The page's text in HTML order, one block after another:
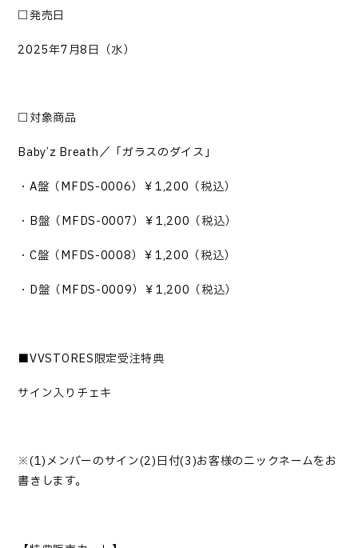
□発売日
2025年7月8日（水）
□対象商品
Baby’z Breath／「ガラスのダイス」
・A盤（MFDS-0006）￥1,200（税込）
・ B盤（MFDS-0007）￥1,200（税込）
・C盤（MFDS-0008）￥1,200（税込）
・ D盤（MFDS-0009）￥1,200（税込）
■VVSTORES限定受注特典
サイン入りチェキ
※(1)メンバーのサイン(2)日付(3)お客様のニックネームをお
書きします。